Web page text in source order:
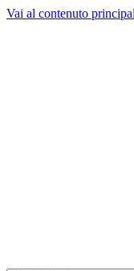
Vai al contenuto